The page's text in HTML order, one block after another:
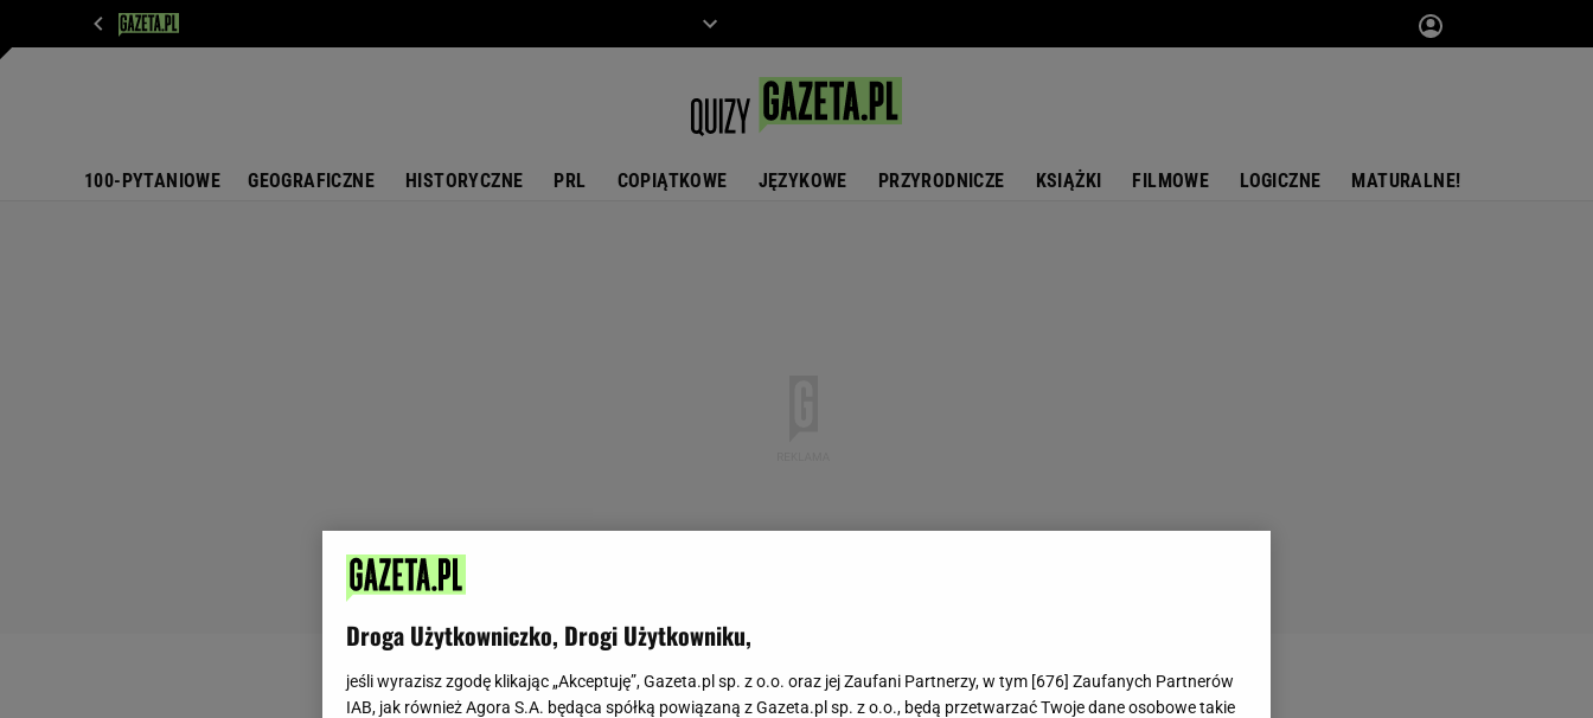
100-PYTANIOWE GEOGRAFICZNE HISTORYCZNE PRL COPIĄTKOWE JĘZYKOWE PRZYRODNICZE KSIĄŻKI FILMOWE LOGICZNE MATURALNE!
Droga Użytkowniczko, Drogi Użytkowniku,
jeśli wyrazisz zgodę klikając „Akceptuję”, Gazeta.pl sp. z o.o. oraz jej Zaufani Partnerzy, w tym [676] Zaufanych Partnerów
IAB, jak również Agora S.A. będąca spółką powiązaną z Gazeta.pl sp. z o.o., będą przetwarzać Twoje dane osobowe takie